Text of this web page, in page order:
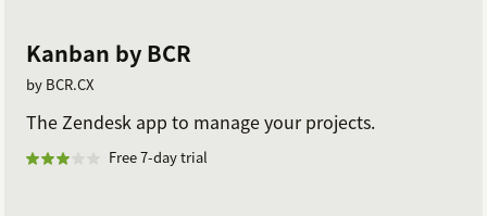
Kanban by BCR
by BCR.CX
The Zendesk app to manage your projects.
Free 7-day trial